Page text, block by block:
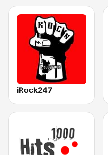
iRock247